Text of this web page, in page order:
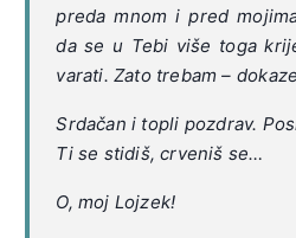
preda mnom i pred
da se u Tebi više toga
varati. Zato trebam –
Srdačan i topli pozdrav.
Ti se stidiš, crveniš se…
O, moj Lojzek!